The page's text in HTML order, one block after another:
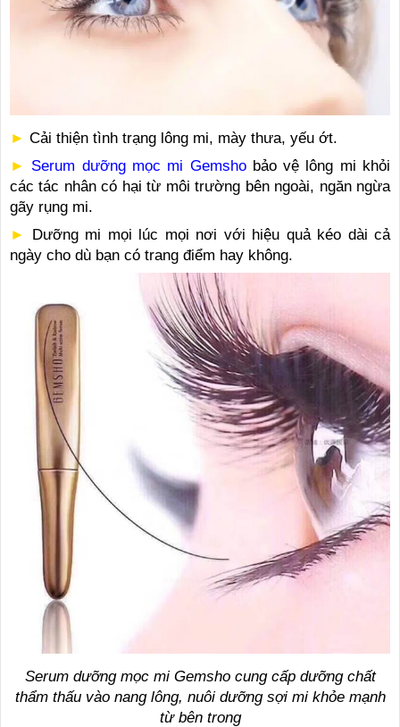
► Cải thiện tình trạng lông mi, mày thưa, yếu ớt.
►
Serum dưỡng mọc mi Gemshobảo vệ lông mi khỏi
các tác nhân có hại từ môi trường bên ngoài, ngăn ngừa
gãy rụng mi.
►
Dưỡng mi mọi lúc mọi nơi với hiệu quả kéo dài cả
ngày cho dù bạn có trang điểm hay không.
Serum dưỡng mọc mi Gemsho cung cấp dưỡng chất
thẩm thấu vào nang lông, nuôi dưỡng sợi mi khỏe mạnh
từ bên trong